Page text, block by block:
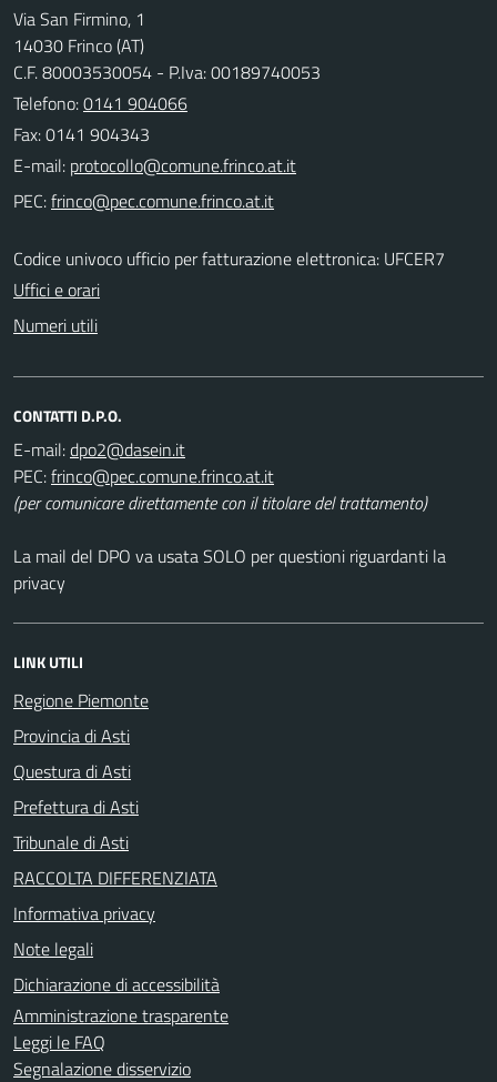
Via San Firmino, 1
14030 Frinco (AT)
C.F. 80003530054 - P.Iva: 00189740053
Telefono:0141 904066
Fax: 0141 904343
E-mail:
PEC:
Codice univoco ufficio per fatturazione elettronica: UFCER7
Uffici e orari
Numeri utili
CONTATTI D.P.O.
E-mail:
PEC:
(per comunicare direttamente con il titolare del trattamento)
La mail del DPO va usata SOLO per questioni riguardanti la
privacy
LINK UTILI
Regione Piemonte
Provincia di Asti
Questura di Asti
Prefettura di Asti
Tribunale di Asti
RACCOLTA DIFFERENZIATA
Informativa privacy
Note legali
Dichiarazione di accessibilità
Amministrazione trasparente
Leggi le FAQ
Segnalazione disservizio